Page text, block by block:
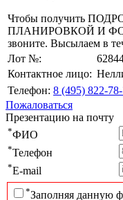
Чтобы получить
ПЛАНИРОВКОЙ И
звоните. Высылаем в
Лот №:
Контактное лицо:
Телефон: 8 (495) 822-78-
Пожаловаться
Презентацию на почту
*ФИО
*Телефон
*E-mail
*Заполняя данную